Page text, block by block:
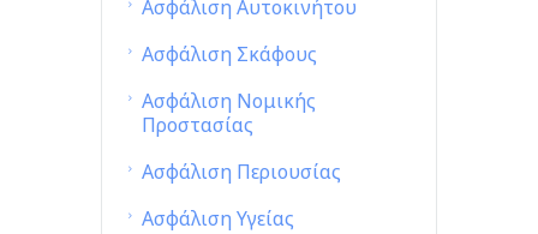
Ασφάλιση Αυτοκινήτου
Ασφάλιση Σκάφους
Ασφάλιση Νομικής
Προστασίας
Ασφάλιση Περιουσίας
Ασφάλιση Υγείας